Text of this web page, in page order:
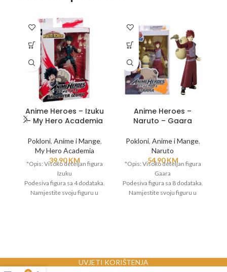
Anime Heroes – Izuku
– My Hero Academia
Pokloni, Anime i Mange,
My Hero Academia
39,90KM
"Opis: Visoko deteljan figura
Izuku
Podesiva figura sa 4 dodataka.
Namjestite svoju figuru u
Dob: 4+
Anime Heroes –
Naruto – Gaara
Pokloni, Anime i Mange,
Naruto
54,90KM
"Opis: Visoko deteljan figura
Gaara
Podesiva figura sa 8 dodataka.
Namjestite svoju figuru u
Dob: 4+
UVJETI KORIŠTENJA